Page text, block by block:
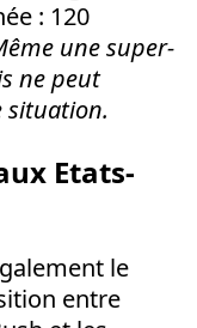
: 120
une super-
ne peut
situation.
Etats-
le
entre